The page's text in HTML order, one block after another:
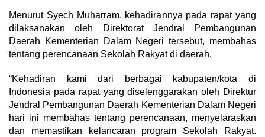
Menurut Syech Muharram, kehadirannya pada rapat yang
dilaksanakan oleh Direktorat Jendral Pembangunan
Daerah Kementerian Dalam Negeri tersebut, membahas
tentang perencanaan Sekolah Rakyat di daerah.
“Kehadiran kami dari berbagai kabupaten/kota di
Indonesia pada rapat yang diselenggarakan oleh Direktur
Jendral Pembangunan Daerah Kementerian Dalam Negeri
hari ini membahas tentang perencanaan, menyelaraskan
dan memastikan kelancaran program Sekolah Rakyat.